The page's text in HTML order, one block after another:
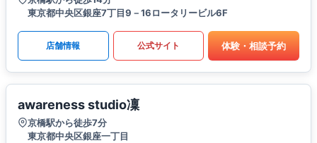
東京都中央区銀座7丁目9－16ロータリービル6F
店舗情報 公式サイト 体験・相談予約
awareness studio凜
京橋駅から徒歩7分
東京都中央区銀座一丁目